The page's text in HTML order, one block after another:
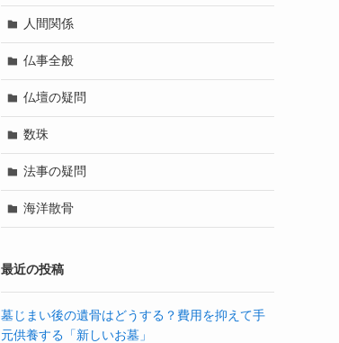
人間関係
仏事全般
仏壇の疑問
数珠
法事の疑問
海洋散骨
最近の投稿
墓じまい後の遺骨はどうする？費用を抑えて手
元供養する「新しいお墓」